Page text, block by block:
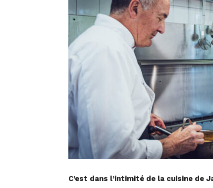
C’est dans l’intimité de la cuisine de